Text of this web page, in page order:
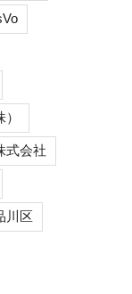
式会社
川区